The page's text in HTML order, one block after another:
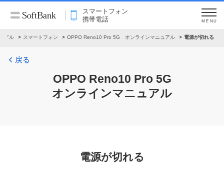
スマートフォン
携帯電話
MENU
アル スマートフォン OPPO Reno10 Pro 5G オンラインマニュアル 電源が切れる
戻る
OPPO Reno10 Pro 5G
オンラインマニュアル
電源が切れる